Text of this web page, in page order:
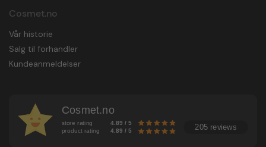
Cosmet.no
Vår historie
Salg til forhandler
Kundeanmeldelser
Cosmet.no
store rating 4.89 / 5
product rating 4.89 / 5 205 reviews